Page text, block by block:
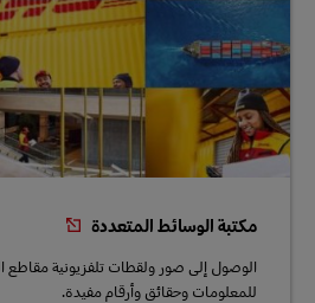
مكتبة الوسائط المتعددة
الوصول إلى صور ولقطات تلفزيونية مقاطع
للمعلومات وحقائق وأرقام مفيدة.